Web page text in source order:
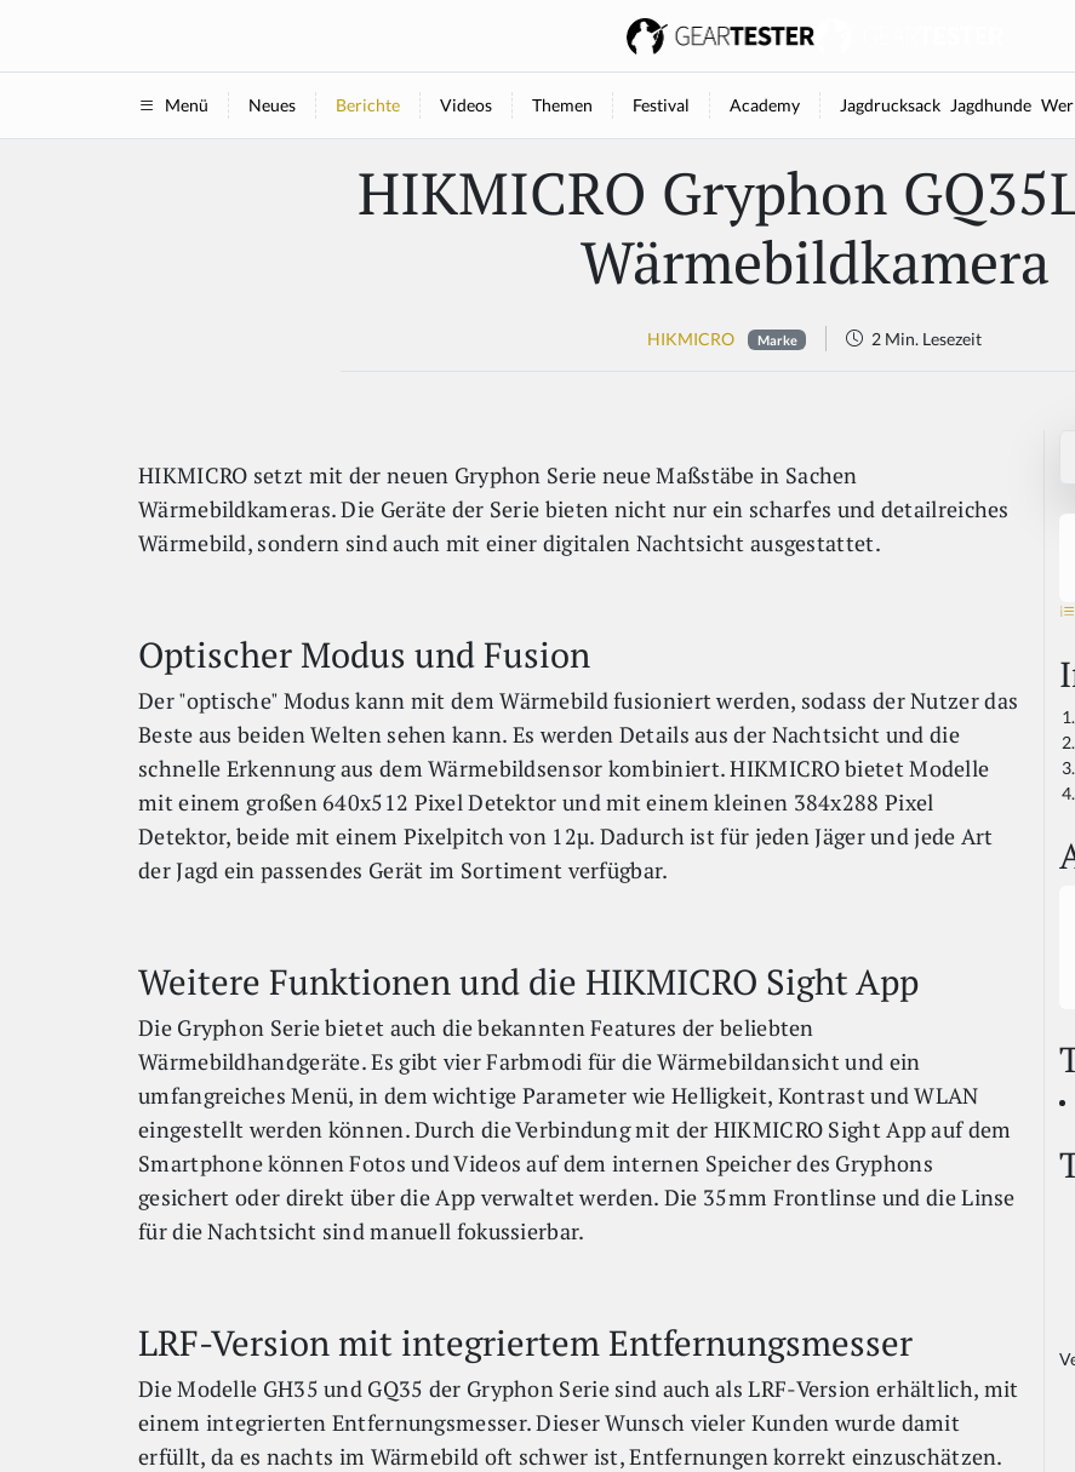
Menü Neues Berichte Videos Themen Festival Academy Jagdrucksack Jagdhunde
HIKMICRO Gryphon
Wärmebildkamera
HIKMICRO Marke 2 Min. Lesezeit
HIKMICRO setzt mit der neuen Gryphon Serie neue Maßstäbe in Sachen
Wärmebildkameras. Die Geräte der Serie bieten nicht nur ein scharfes und detailreiches
Wärmebild, sondern sind auch mit einer digitalen Nachtsicht ausgestattet.
Optischer Modus und Fusion
Der "optische" Modus kann mit dem Wärmebild fusioniert werden, sodass der Nutzer das
Beste aus beiden Welten sehen kann. Es werden Details aus der Nachtsicht und die
schnelle Erkennung aus dem Wärmebildsensor kombiniert. HIKMICRO bietet Modelle
mit einem großen 640x512 Pixel Detektor und mit einem kleinen 384x288 Pixel
Detektor, beide mit einem Pixelpitch von 12µ. Dadurch ist für jeden Jäger und jede Art
der Jagd ein passendes Gerät im Sortiment verfügbar.
Weitere Funktionen und die HIKMICRO Sight App
Die Gryphon Serie bietet auch die bekannten Features der beliebten
Wärmebildhandgeräte. Es gibt vier Farbmodi für die Wärmebildansicht und ein
umfangreiches Menü, in dem wichtige Parameter wie Helligkeit, Kontrast und WLAN
eingestellt werden können. Durch die Verbindung mit der HIKMICRO Sight App auf dem
Smartphone können Fotos und Videos auf dem internen Speicher des Gryphons
gesichert oder direkt über die App verwaltet werden. Die 35mm Frontlinse und die Linse
für die Nachtsicht sind manuell fokussierbar.
LRF-Version mit integriertem Entfernungsmesser
Die Modelle GH35 und GQ35 der Gryphon Serie sind auch als LRF-Version erhältlich, mit
einem integrierten Entfernungsmesser. Dieser Wunsch vieler Kunden wurde damit
erfüllt, da es nachts im Wärmebild oft schwer ist, Entfernungen korrekt einzuschätzen.